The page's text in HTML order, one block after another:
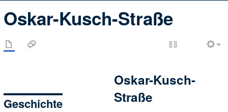
Oskar-Kusch-Straße
Oskar-Kusch-
Straße
Geschichte